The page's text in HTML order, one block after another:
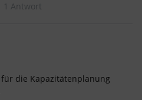
1 Antwort
die Kapazitätenplanung